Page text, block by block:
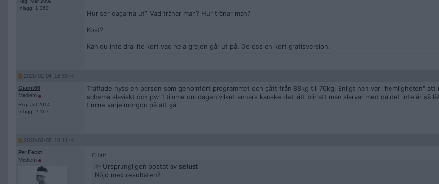
Reg: Mar 2009
Inlägg: 1 360
Hur ser dagarna ut? Vad tränar man? Hur tränar man?
Kost?
Kan du inte dra lite kort vad hela grejen går ut på. Ge oss en kort gratisversion.
2020-02-04, 16:33
Granit66
Medlem
Reg: Jul 2014
Inlägg: 2 167
Träffade nyss en person som genomfört programmet och gått från 88kg till 76kg. Enligt hen var "hemligheten" att
schema slaviskt och pw 1 timme om dagen vilket annars kanske det lätt blir att man slarvar med då det inte är så
timme varje morgon på att gå.
2020-02-07, 10:11
Per Feckt
Medlem
Citat:
Ursprungligen postat av selust
Nöjd med resultaten?